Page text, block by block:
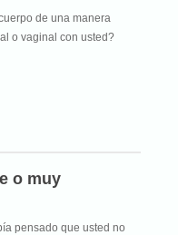
de una manera
o vaginal con usted?
o muy
pensado que usted no